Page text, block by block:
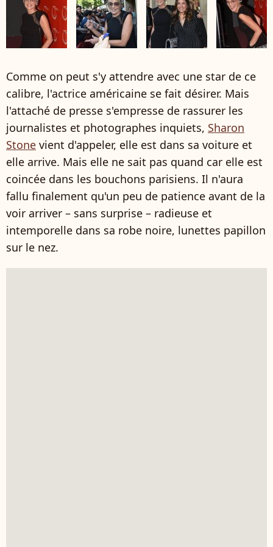
Comme on peut s'y attendre avec une star de ce
calibre, l'actrice américaine se fait désirer. Mais
l'attaché de presse s'empresse de rassurer les
journalistes et photographes inquiets, Sharon
Stone vient d'appeler, elle est dans sa voiture et
elle arrive. Mais elle ne sait pas quand car elle est
coincée dans les bouchons parisiens. Il n'aura
fallu finalement qu'un peu de patience avant de la
voir arriver – sans surprise – radieuse et
intemporelle dans sa robe noire, lunettes papillon
sur le nez.